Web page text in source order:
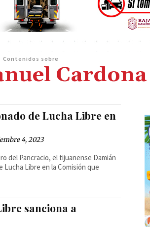
Contenidos sobre
Cardona
de Lucha Libre en
4, 2023
del Pancracio, el tijuanense Damián
Lucha Libre en la Comisión que
sanciona a